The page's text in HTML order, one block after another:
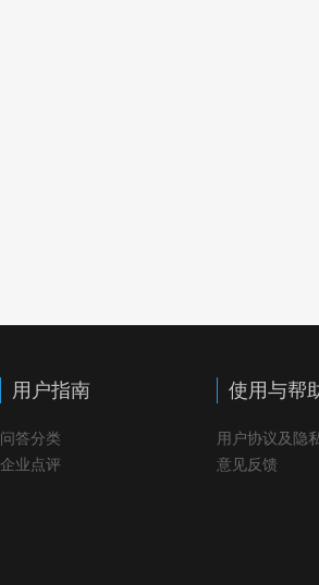
用户指南
问答分类
企业点评
使用与帮
用户协议及隐
意见反馈